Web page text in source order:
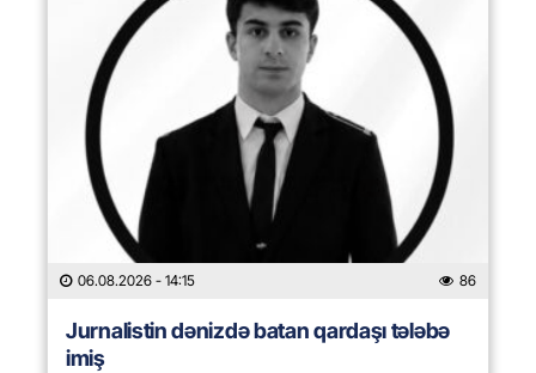
06.08.2026 - 14:15 86
Jurnalistin dənizdə batan qardaşı tələbə
imiş